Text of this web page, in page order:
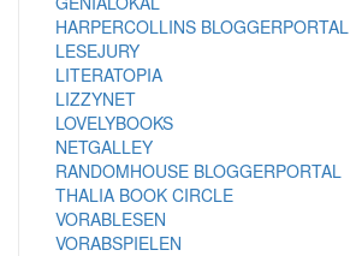
HARPERCOLLINS BLOGGERPORTAL
LESEJURY
LITERATOPIA
LIZZYNET
LOVELYBOOKS
NETGALLEY
RANDOMHOUSE BLOGGERPORTAL
THALIA BOOK CIRCLE
VORABLESEN
VORABSPIELEN